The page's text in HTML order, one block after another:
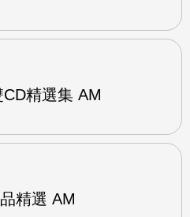
精選集 AM
精選 AM